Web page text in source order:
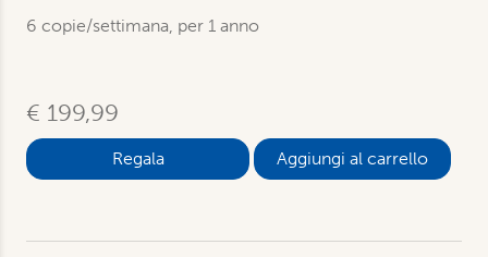
6 copie/settimana, per 1 anno
€ 199,99
Aggiungi al carrello